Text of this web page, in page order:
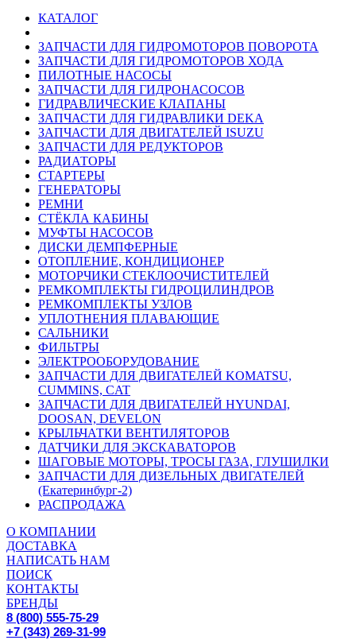
КАТАЛОГ
ЗАПЧАСТИ ДЛЯ ГИДРОМОТОРОВ ПОВОРОТА
ЗАПЧАСТИ ДЛЯ ГИДРОМОТОРОВ ХОДА
ПИЛОТНЫЕ НАСОСЫ
ЗАПЧАСТИ ДЛЯ ГИДРОНАСОСОВ
ГИДРАВЛИЧЕСКИЕ КЛАПАНЫ
ЗАПЧАСТИ ДЛЯ ГИДРАВЛИКИ DEKA
ЗАПЧАСТИ ДЛЯ ДВИГАТЕЛЕЙ ISUZU
ЗАПЧАСТИ ДЛЯ РЕДУКТОРОВ
РАДИАТОРЫ
СТАРТЕРЫ
ГЕНЕРАТОРЫ
РЕМНИ
СТЁКЛА КАБИНЫ
МУФТЫ НАСОСОВ
ДИСКИ ДЕМПФЕРНЫЕ
ОТОПЛЕНИЕ, КОНДИЦИОНЕР
МОТОРЧИКИ СТЕКЛООЧИСТИТЕЛЕЙ
РЕМКОМПЛЕКТЫ ГИДРОЦИЛИНДРОВ
РЕМКОМПЛЕКТЫ УЗЛОВ
УПЛОТНЕНИЯ ПЛАВАЮЩИЕ
САЛЬНИКИ
ФИЛЬТРЫ
ЭЛЕКТРООБОРУДОВАНИЕ
ЗАПЧАСТИ ДЛЯ ДВИГАТЕЛЕЙ KOMATSU,
CUMMINS, CAT
ЗАПЧАСТИ ДЛЯ ДВИГАТЕЛЕЙ HYUNDAI,
DOOSAN, DEVELON
КРЫЛЬЧАТКИ ВЕНТИЛЯТОРОВ
ДАТЧИКИ ДЛЯ ЭКСКАВАТОРОВ
ШАГОВЫЕ МОТОРЫ, ТРОСЫ ГАЗА, ГЛУШИЛКИ
ЗАПЧАСТИ ДЛЯ ДИЗЕЛЬНЫХ ДВИГАТЕЛЕЙ
(Екатеринбург-2)
РАСПРОДАЖА
О КОМПАНИИ
ДОСТАВКА
НАПИСАТЬ НАМ
ПОИСК
КОНТАКТЫ
БРЕНДЫ
8 (800) 555-75-29
+7 (343) 269-31-99